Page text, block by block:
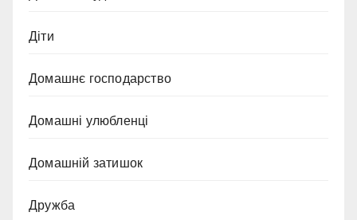
Діти
Домашнє господарство
Домашні улюбленці
Домашній затишок
Дружба